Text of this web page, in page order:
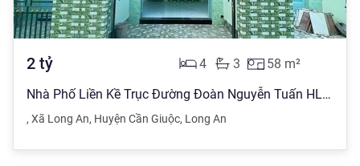
2 tỷ 58 m²
3
4
Nhà Phố Liền Kề Trục Đường Đoàn Nguyễn Tuấn HL 11 , Quốc Lộ 50
, Xã Long An, Huyện Cần Giuộc, Long An